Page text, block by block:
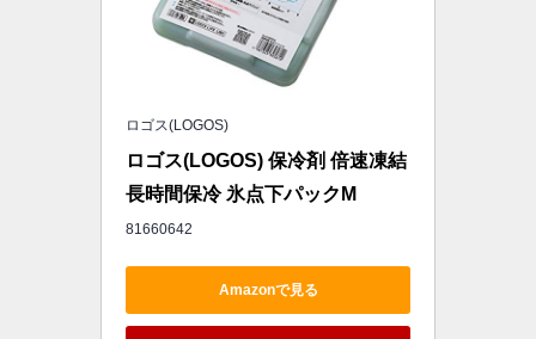
ロゴス(LOGOS)
ロゴス(LOGOS) 保冷剤 倍速凍結
長時間保冷 氷点下パックM
81660642
Amazonで見る